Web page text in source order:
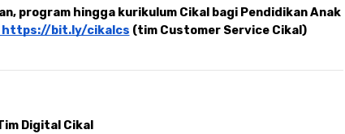
program hingga kurikulum Cikal bagi Pendidikan Anak
bit.ly/cikalcs (tim Customer Service Cikal)
Digital Cikal